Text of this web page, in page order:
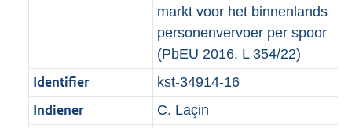
markt voor het binnenlands
personenvervoer per spoor
(PbEU 2016, L 354/22)
Identifier kst-34914-16
Indiener C. Laçin